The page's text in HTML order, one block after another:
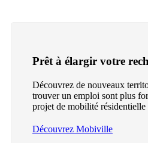
Prêt à élargir votre
Découvrez de nouveaux
trouver un emploi sont plus
projet de mobilité résidentielle
Découvrez Mobiville